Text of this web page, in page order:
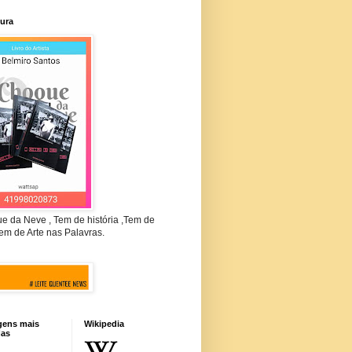
da Neve , Tem de história ,Tem de
de Arte nas Palavras.
mais
Wikipedia